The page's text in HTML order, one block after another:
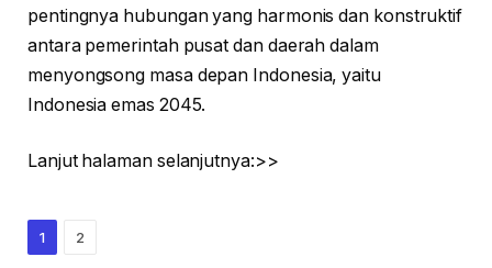
pentingnya hubungan yang harmonis dan konstruktif
antara pemerintah pusat dan daerah dalam
menyongsong masa depan Indonesia, yaitu
Indonesia emas 2045.
Lanjut halaman selanjutnya:>>
1 2